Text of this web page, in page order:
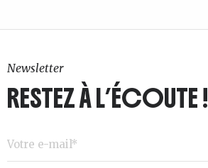
Newsletter
RESTEZ À L’ÉCOUTE !